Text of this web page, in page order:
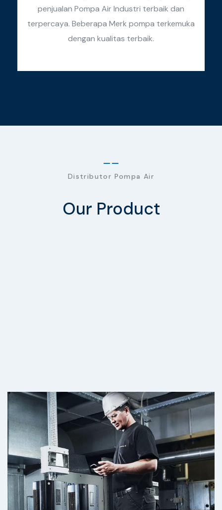
penjualan Pompa Air Industri terbaik dan
terpercaya. Beberapa Merk pompa terkemuka
dengan kualitas terbaik.
Distributor Pompa Air
Our Product